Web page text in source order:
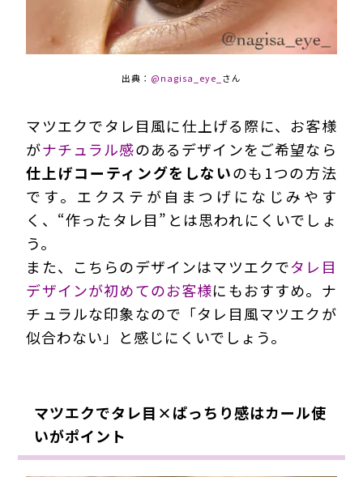
出典： @nagisa_eye_ さん
マツエクでタレ目風に仕上げる際に、お客様
がナチュラル感のあるデザインをご希望なら
仕上げコーティングをしないのも1つの方法
です。エクステが自まつげになじみやす
く、“作ったタレ目”とは思われにくいでしょ
う。
また、こちらのデザインはマツエクでタレ目
デザインが初めてのお客様にもおすすめ。ナ
チュラルな印象なので「タレ目風マツエクが
似合わない」と感じにくいでしょう。
マツエクでタレ目×ぱっちり感はカール使
いがポイント